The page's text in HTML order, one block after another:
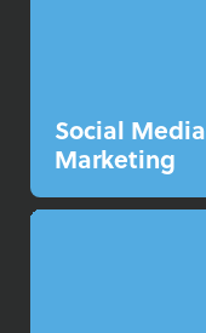
Social Media
Marketing